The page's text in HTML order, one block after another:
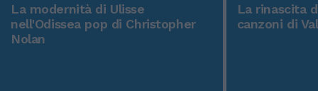
La modernità di Ulisse
nell'Odissea pop di Christopher
Nolan
La rinascita
canzoni di